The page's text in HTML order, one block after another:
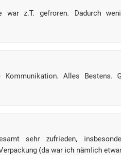
war z.T. gefroren. Dadurch
Kommunikation. Alles Bestens.
sehr zufrieden,
(da war ich nämlich